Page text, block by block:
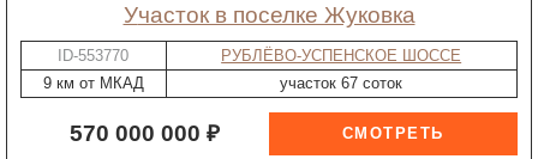
участок в поселке Жуковка
ID-553770
РУБЛЁВО-УСПЕНСКОЕ ШОССЕ
9 км от МКАД
участок 67 соток
570 000 000 ₽